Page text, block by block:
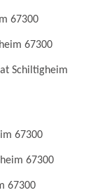
67300
67300
Schiltigheim
67300
67300
67300